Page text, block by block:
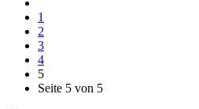
1
2
3
4
5
Seite 5 von 5